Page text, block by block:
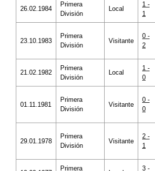
26.02.1984
Primera
División
Local
1 -
1
23.10.1983
Primera
División
Visitante
0 -
2
21.02.1982
Primera
División
Local
1 -
0
01.11.1981
Primera
División
Visitante
0 -
0
29.01.1978
Primera
División
Visitante
2 -
1
Primera 3 -